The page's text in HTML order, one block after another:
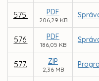
575. PDF
206,29 KB
576. PDF
186,05 KB
577. ZIP
2,36 MB